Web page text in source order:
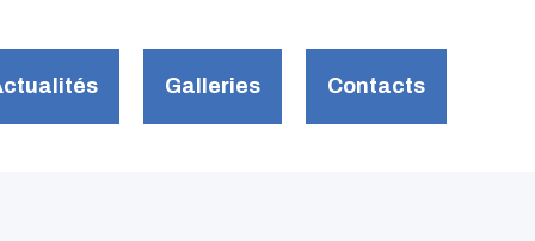
Galleries Contacts